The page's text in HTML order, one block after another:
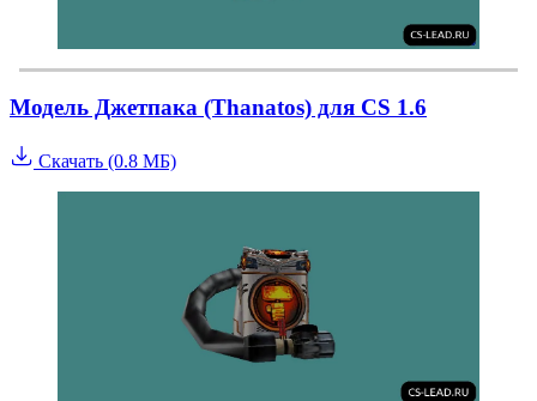
Модель Джетпака (Thanatos) для CS 1.6
Скачать (0.8 МБ)